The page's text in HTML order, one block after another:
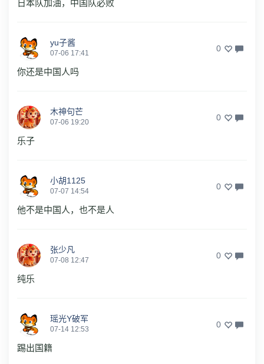
日本队加油，中国队必败
yu子酱
07-06 17:41 0
你还是中国人吗
木神句芒
07-06 19:20 0
乐子
小胡1125
07-07 14:54 0
他不是中国人，也不是人
张少凡
07-08 12:47 0
纯乐
瑶光Y破军
07-14 12:53 0
踢出国籍